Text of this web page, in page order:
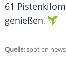
61
genießen.
Quelle:spot on news